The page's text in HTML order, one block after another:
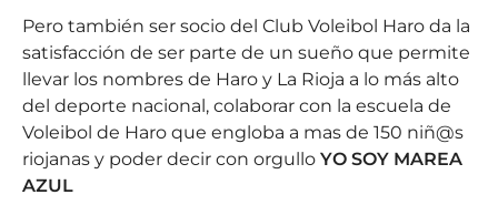
Pero también ser socio del Club Voleibol Haro da la
satisfacción de ser parte de un sueño que permite
llevar los nombres de Haro y La Rioja a lo más alto
del deporte nacional, colaborar con la escuela de
Voleibol de Haro que engloba a mas de 150 niñ@s
riojanas y poder decir con orgullo YO SOY MAREA
AZUL